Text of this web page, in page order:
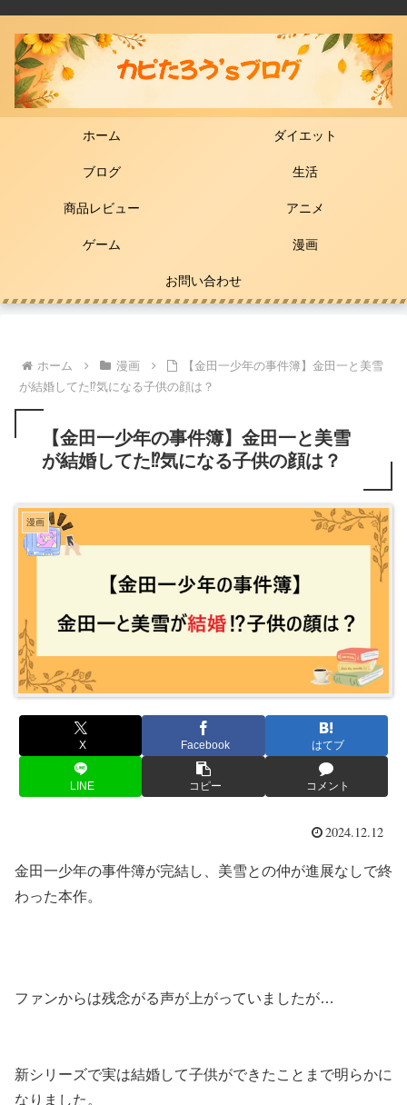
ホーム ダイエット
ブログ 生活
商品レビュー アニメ
ゲーム 漫画
お問い合わせ
ホーム 漫画
【金田一少年の事件簿】金田一と美雪
が結婚してた⁉気になる子供の顔は？
【金田一少年の事件簿】金田一と美雪
が結婚してた⁉気になる子供の顔は？
漫画
X Facebook はてブ
LINE コピー コメント
2024.12.12
金田一少年の事件簿が完結し、美雪との仲が進展なしで終
わった本作。
ファンからは残念がる声が上がっていましたが…
新シリーズで実は結婚して子供ができたことまで明らかに
なりました。